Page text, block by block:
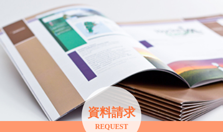
資料請求
REQUEST